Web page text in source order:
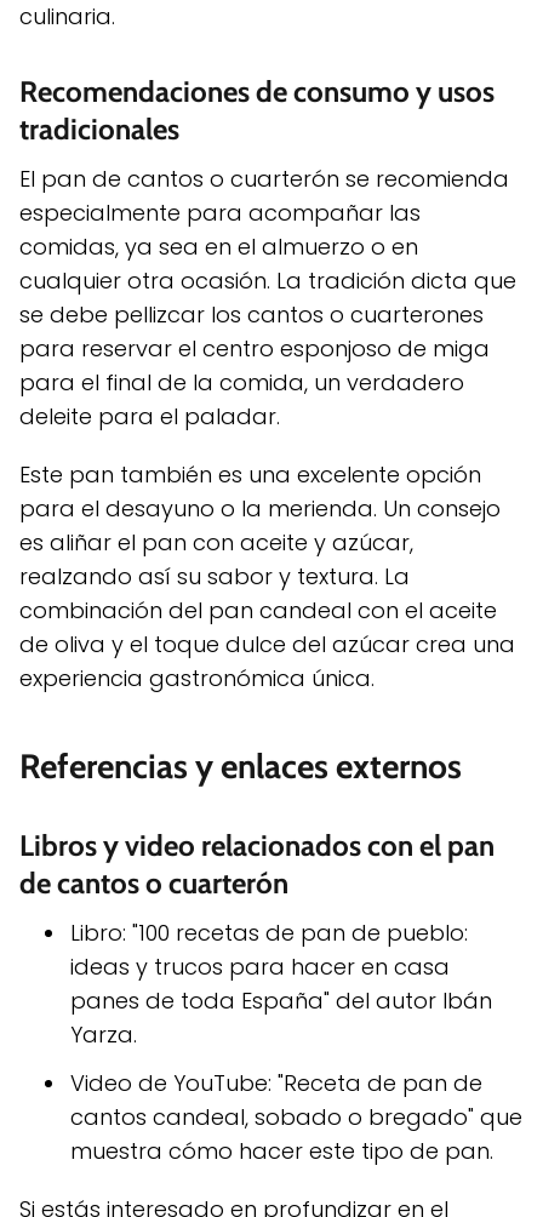
culinaria.
Recomendaciones de consumo y usos
tradicionales
El pan de cantos o cuarterón se recomienda
especialmente para acompañar las
comidas, ya sea en el almuerzo o en
cualquier otra ocasión. La tradición dicta que
se debe pellizcar los cantos o cuarterones
para reservar el centro esponjoso de miga
para el final de la comida, un verdadero
deleite para el paladar.
Este pan también es una excelente opción
para el desayuno o la merienda. Un consejo
es aliñar el pan con aceite y azúcar,
realzando así su sabor y textura. La
combinación del pan candeal con el aceite
de oliva y el toque dulce del azúcar crea una
experiencia gastronómica única.
Referencias y enlaces externos
Libros y video relacionados con el pan
de cantos o cuarterón
Libro: "100 recetas de pan de pueblo:
ideas y trucos para hacer en casa
panes de toda España" del autor Ibán
Yarza.
Video de YouTube: "Receta de pan de
cantos candeal, sobado o bregado" que
muestra cómo hacer este tipo de pan.
Si estás interesado en profundizar en el